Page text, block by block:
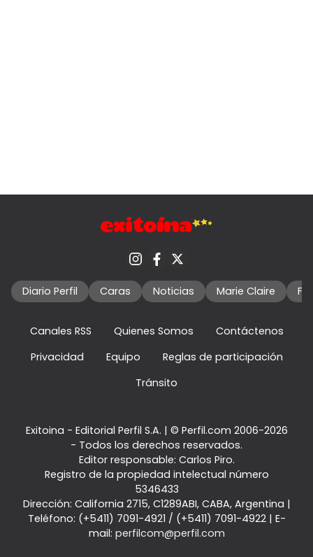
Diario Perfil Caras Noticias Marie Claire
Canales RSS Quienes Somos
Contáctenos
Privacidad
Equipo
Reglas de participación
Tránsito
Exitoina - Editorial Perfil S.A. | © Perfil.com 2006-2026
- Todos los derechos reservados.
Editor responsable: Carlos Piro.
Registro de la propiedad intelectual número
5346433
Dirección: California 2715, C1289ABI, CABA, Argentina |
Teléfono: (+5411) 7091-4921 / (+5411) 7091-4922| E-
mail: perfilcom@perfil.com